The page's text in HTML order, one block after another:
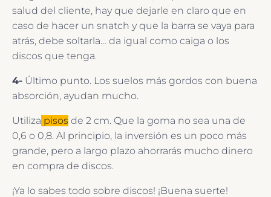
salud del cliente, hay que dejarle en claro que en
caso de hacer un snatch y que la barra se vaya para
atrás, debe soltarla… da igual como caiga o los
discos que tenga.
4- Último punto. Los suelos más gordos con buena
absorción, ayudan mucho.
Utiliza pisos de 2 cm. Que la goma no sea una de
0,6 o 0,8. Al principio, la inversión es un poco más
grande, pero a largo plazo ahorrarás mucho dinero
en compra de discos.
¡Ya lo sabes todo sobre discos! ¡Buena suerte!